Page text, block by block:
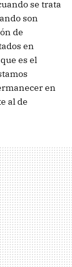
se trata
son
de
en
es el
en
al de